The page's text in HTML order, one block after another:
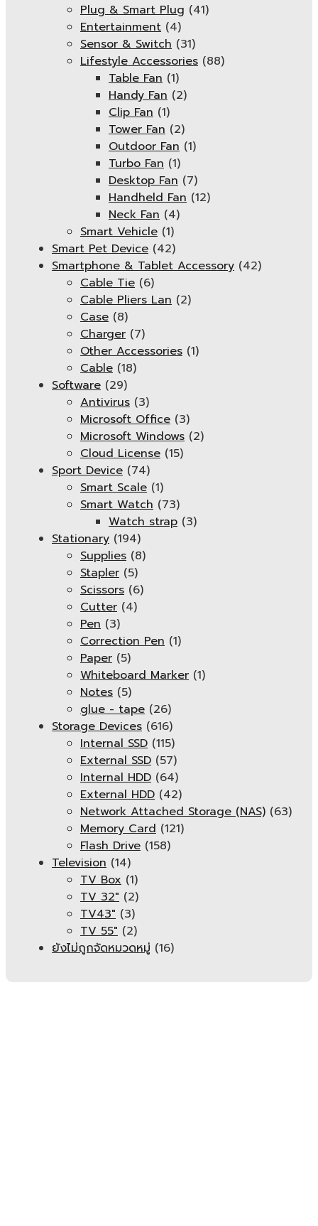
Plug & Smart Plug (41)
Entertainment (4)
Sensor & Switch (31)
Lifestyle Accessories (88)
Table Fan (1)
Handy Fan (2)
Clip Fan (1)
Tower Fan (2)
Outdoor Fan (1)
Turbo Fan (1)
Desktop Fan (7)
Handheld Fan (12)
Neck Fan (4)
Smart Vehicle (1)
Smart Pet Device (42)
Smartphone & Tablet Accessory (42)
Cable Tie (6)
Cable Pliers Lan (2)
Case (8)
Charger (7)
Other Accessories (1)
Cable (18)
Software (29)
Antivirus (3)
Microsoft Office (3)
Microsoft Windows (2)
Cloud License (15)
Sport Device (74)
Smart Scale (1)
Smart Watch (73)
Watch strap (3)
Stationary (194)
Supplies (8)
Stapler (5)
Scissors (6)
Cutter (4)
Pen (3)
Correction Pen (1)
Paper (5)
Whiteboard Marker (1)
Notes (5)
glue - tape (26)
Storage Devices (616)
Internal SSD (115)
External SSD (57)
Internal HDD (64)
External HDD (42)
Network Attached Storage (NAS) (63)
Memory Card (121)
Flash Drive (158)
Television (14)
TV Box (1)
TV 32" (2)
TV43" (3)
TV 55" (2)
ยังไม่ถูกจัดหมวดหมู่ (16)